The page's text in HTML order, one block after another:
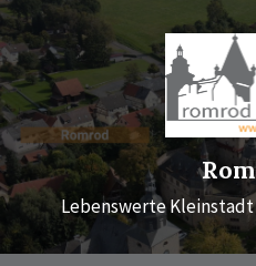
Skip
to
content
Skip
to
main
navigation
Skip
to
footer
Lebenswerte